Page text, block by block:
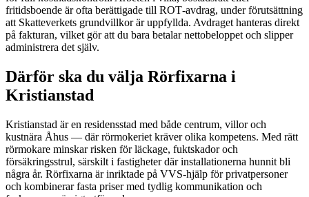
fritidsboende är ofta berättigade till ROT‑avdrag, under förutsättning
att Skatteverkets grundvillkor är uppfyllda. Avdraget hanteras direkt
på fakturan, vilket gör att du bara betalar nettobeloppet och slipper
administrera det själv.
Därför ska du välja Rörfixarna i
Kristianstad
Kristianstad är en residensstad med både centrum, villor och
kustnära Åhus — där rörmokeriet kräver olika kompetens. Med rätt
rörmokare minskar risken för läckage, fuktskador och
försäkringsstrul, särskilt i fastigheter där installationerna hunnit bli
några år. Rörfixarna är inriktade på VVS‑hjälp för privatpersoner
och kombinerar fasta priser med tydlig kommunikation och